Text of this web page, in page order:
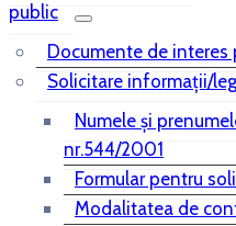
public
Documente de interes
Solicitare informații/
Numele și
nr.544/2001
Formular pentru
Modalitatea de